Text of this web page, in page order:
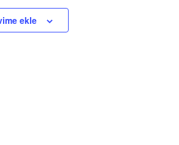
ekle